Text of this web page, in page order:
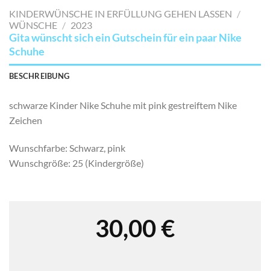
SETZEN
KINDERWÜNSCHE IN ERFÜLLUNG GEHEN LASSEN /
WÜNSCHE / 2023
Gita wünscht sich ein Gutschein für ein paar Nike
Schuhe
BESCHREIBUNG
schwarze Kinder Nike Schuhe mit pink gestreiftem Nike
Zeichen
Wunschfarbe: Schwarz, pink
Wunschgröße: 25 (Kindergröße)
30,00€